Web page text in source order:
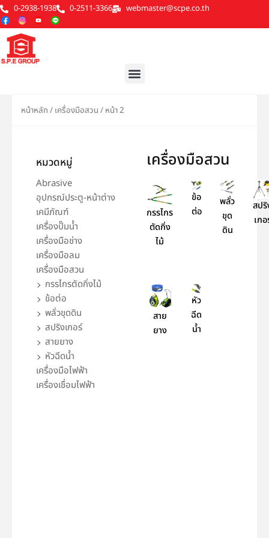
Skip
to
content
0-2938-1938 0-2511-3366 webmaster@scpe.co.th
Menu
หน้าหลัก / เครื่องมือสวน / หน้า 2
หมวดหมู่
Abrasive
อุปกรณ์ประตู-หน้าต่าง
เคมีภัณฑ์
เครื่องปั๊มน้ำ
เครื่องมือช่าง
เครื่องมือลม
เครื่องมือสวน
กรรไกรตัดกิ่งไม้
ข้อต่อ
พลั่วขุดดิน
สปริงเกอร์
สายยาง
หัวฉีดน้ำ
เครื่องมือไฟฟ้า
เครื่องเชื่อมไฟฟ้า
เครื่องมือสวน
กรรไกร
ตัดกิ่ง
ไม้
ข้อ
ต่อ
พลั่ว
ขุด
ดิน
สป
เก
สาย
ยาง
หัว
ฉีด
น้ำ